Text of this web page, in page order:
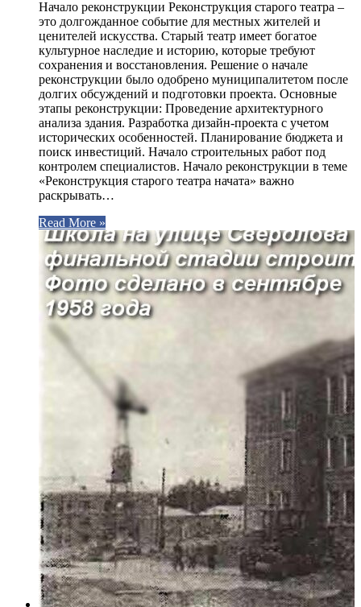
Начало реконструкции Реконструкция старого театра –
это долгожданное событие для местных жителей и
ценителей искусства. Старый театр имеет богатое
культурное наследие и историю, которые требуют
сохранения и восстановления. Решение о начале
реконструкции было одобрено муниципалитетом после
долгих обсуждений и подготовки проекта. Основные
этапы реконструкции: Проведение архитектурного
анализа здания. Разработка дизайн-проекта с учетом
исторических особенностей. Планирование бюджета и
поиск инвестиций. Начало строительных работ под
контролем специалистов. Начало реконструкции в теме
«Реконструкция старого театра начата» важно
раскрывать…
Read More »